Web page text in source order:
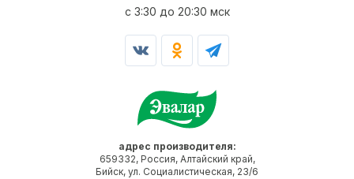
адрес производителя:
659332, Россия, Алтайский край,
Бийск, ул. Социалистическая, 23/6
c 3:30 до 20:30 мск